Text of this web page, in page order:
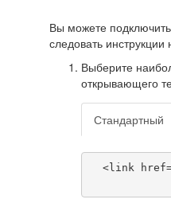
Вы можете
следовать инструкции
Выберите
открывающего
Стандартный
<link